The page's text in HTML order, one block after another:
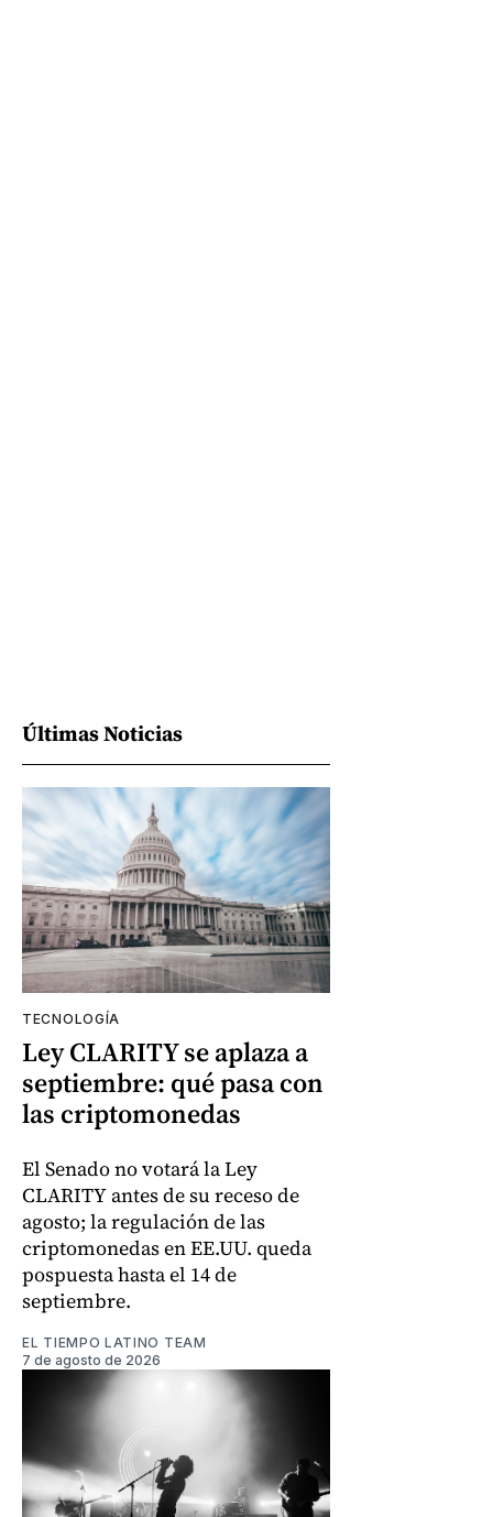
Últimas Noticias
TECNOLOGÍA
Ley CLARITY se aplaza a
septiembre: qué pasa con
las criptomonedas
El Senado no votará la Ley
CLARITY antes de su receso de
agosto; la regulación de las
criptomonedas en EE.UU. queda
pospuesta hasta el 14 de
septiembre.
EL TIEMPO LATINO TEAM
7 de agosto de 2026